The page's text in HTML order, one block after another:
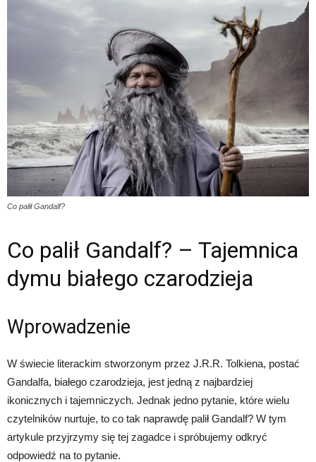
Co palił Gandalf?
Co palił Gandalf? – Tajemnica
dymu białego czarodzieja
Wprowadzenie
W świecie literackim stworzonym przez J.R.R. Tolkiena, postać
Gandalfa, białego czarodzieja, jest jedną z najbardziej
ikonicznych i tajemniczych. Jednak jedno pytanie, które wielu
czytelników nurtuje, to co tak naprawdę palił Gandalf? W tym
artykule przyjrzymy się tej zagadce i spróbujemy odkryć
odpowiedź na to pytanie.